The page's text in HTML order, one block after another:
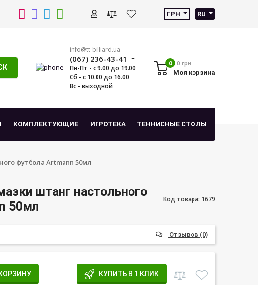
ГРН RU
info@tt-billiard.ua
(067) 236-43-41
Пн-Пт - с 9.00 до 19.00
Сб - с 10.00 до 16.00
Вс - выходной
0 0 грн
Моя корзина
КОМПЛЕКТУЮЩИЕ ИГРОТЕКА ТЕННИСНЫЕ СТОЛЫ
футбола Artmann 50мл
штанг настольного
50мл
Код товара: 1679
Отзывов (0)
КУПИТЬ В 1 КЛИК